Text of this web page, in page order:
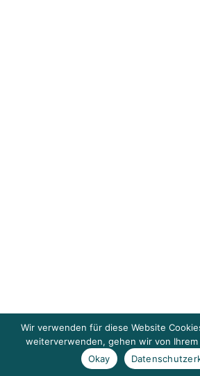
Wir verwenden für diese Website
weiterverwenden, gehen wir von Ihrem
Okay